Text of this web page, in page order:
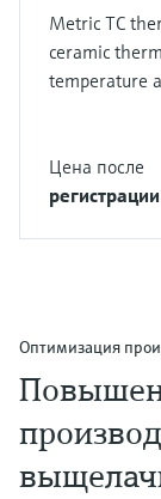
Metric TC
ceramic
temperature
Цена после
Оптимизация